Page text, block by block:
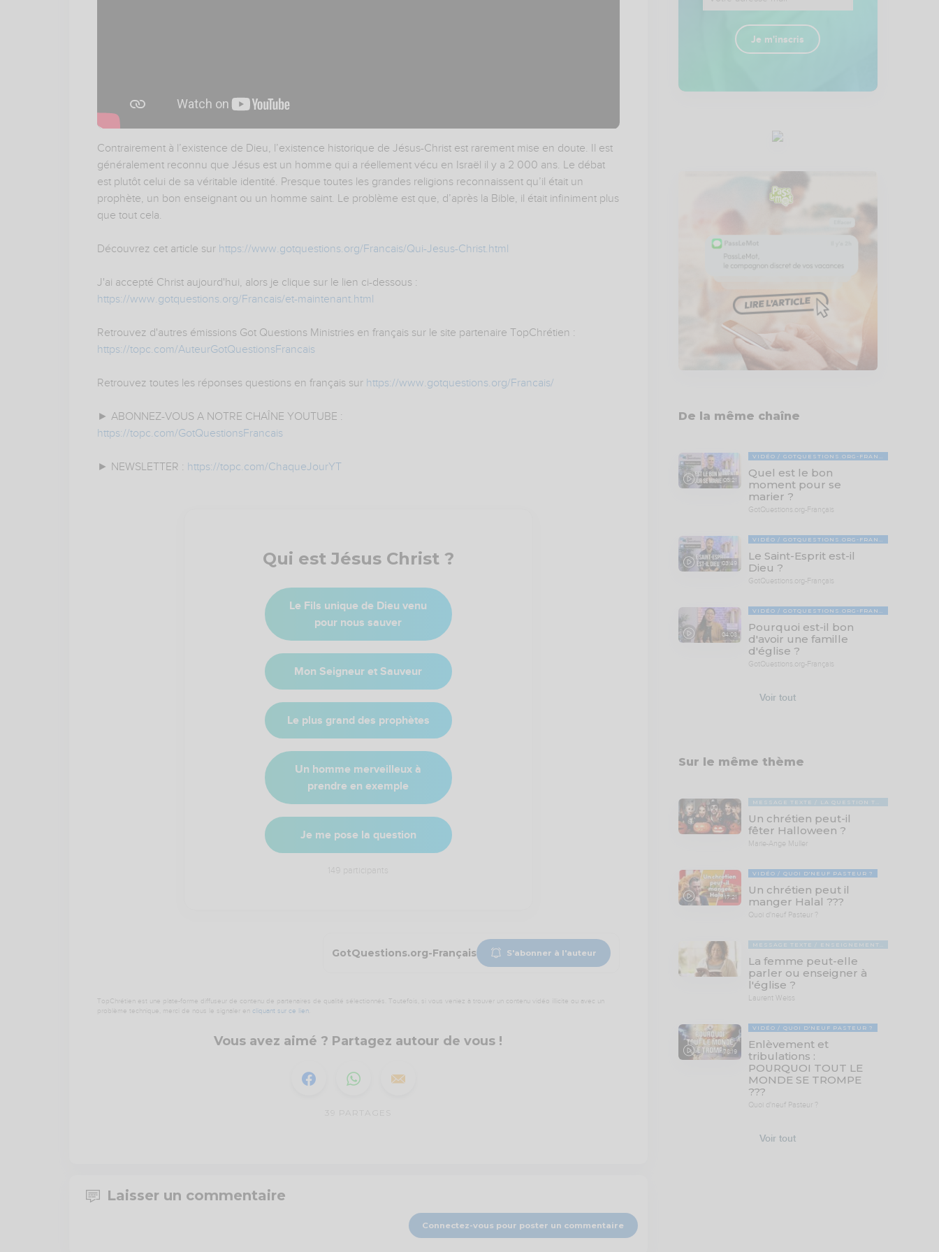
Contrairement à l’existence de Dieu, l’existence historique de Jésus-Christ est rarement mise en doute. Il est
généralement reconnu que Jésus est un homme qui a réellement vécu en Israël il y a 2 000 ans. Le débat
est plutôt celui de sa véritable identité. Presque toutes les grandes religions reconnaissent qu’il était un
prophète, un bon enseignant ou un homme saint. Le problème est que, d’après la Bible, il était infiniment plus
que tout cela.
Découvrez cet article sur https://www.gotquestions.org/Francais/Qui-Jesus-Christ.html
J'ai accepté Christ aujourd'hui, alors je clique sur le lien ci-dessous :
https://www.gotquestions.org/Francais/et-maintenant.html
Retrouvez d'autres émissions Got Questions Ministries en français sur le site partenaire TopChrétien :
https://topc.com/AuteurGotQuestionsFrancais
Retrouvez toutes les réponses questions en français sur https://www.gotquestions.org/Francais/
► ABONNEZ-VOUS A NOTRE CHAÎNE YOUTUBE :
https://topc.com/GotQuestionsFrancais
► NEWSLETTER : https://topc.com/ChaqueJourYT
Qui est Jésus Christ ?
Le Fils unique de Dieu venu
pour nous sauver
Mon Seigneur et Sauveur
Le plus grand des prophètes
Un homme merveilleux à
prendre en exemple
Je me pose la question
149 participants
GotQuestions.org-Français S'abonner à l'auteur
TopChrétien est une plate-forme diffuseur de contenu de partenaires de qualité sélectionnés. Toutefois, si vous veniez à trouver un contenu vidéo illicite ou avec un
problème technique, merci de nous le signaler en cliquant sur ce lien.
Vous avez aimé ? Partagez autour de vous !
Laisser un commentaire
Connectez-vous pour poster un commentaire
Je m'inscris
De la même chaîne
05:21
VIDÉO GOTQUESTIONS.ORG-FRANÇAIS
Quel est le bon
moment pour se
marier ?
GotQuestions.org-Français
03:49
VIDÉO GOTQUESTIONS.ORG-FRANÇAIS
Le Saint-Esprit est-il
Dieu ?
GotQuestions.org-Français
04:08
VIDÉO GOTQUESTIONS.ORG-FRANÇAIS
Pourquoi est-il bon
d'avoir une famille
d'église ?
GotQuestions.org-Français
Voir tout
Sur le même thème
MESSAGE TEXTE LA QUESTION TABOUE
Un chrétien peut-il
fêter Halloween ?
Marie-Ange Muller
17:21
VIDÉO QUOI D'NEUF PASTEUR ?
Un chrétien peut il
manger Halal ???
Quoi d'neuf Pasteur ?
MESSAGE TEXTE ENSEIGNEMENTS BIBLIQUES
La femme peut-elle
parler ou enseigner à
l'église ?
Laurent Weiss
78:19
VIDÉO QUOI D'NEUF PASTEUR ?
Enlèvement et
tribulations :
POURQUOI TOUT LE
MONDE SE TROMPE
???
Quoi d'neuf Pasteur ?
Voir tout